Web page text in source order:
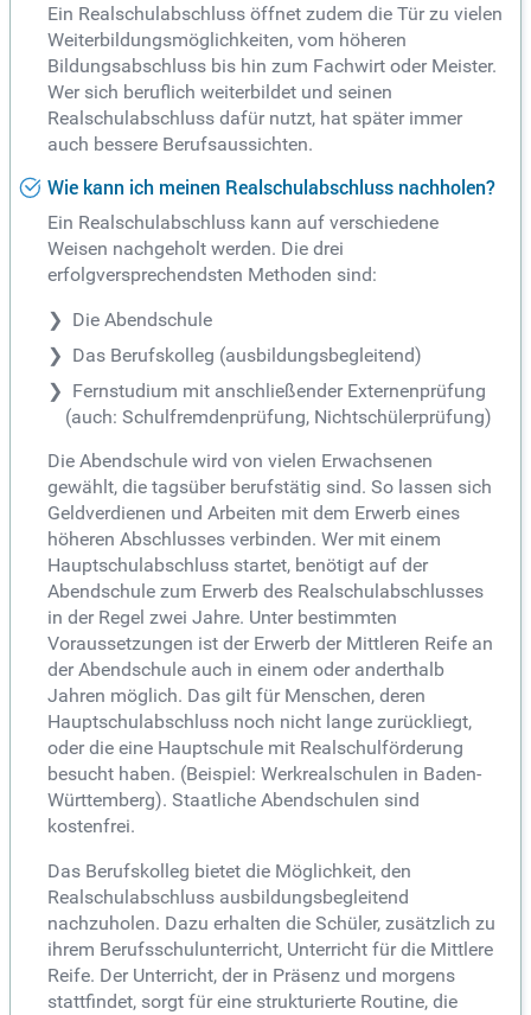
Ein Realschulabschluss öffnet zudem die Tür zu vielen
Weiterbildungsmöglichkeiten, vom höheren
Bildungsabschluss bis hin zum Fachwirt oder Meister.
Wer sich beruflich weiterbildet und seinen
Realschulabschluss dafür nutzt, hat später immer
auch bessere Berufsaussichten.
Wie kann ich meinen Realschulabschluss nachholen?
Ein Realschulabschluss kann auf verschiedene
Weisen nachgeholt werden. Die drei
erfolgversprechendsten Methoden sind:
Die Abendschule
Das Berufskolleg (ausbildungsbegleitend)
Fernstudium mit anschließender Externenprüfung
(auch: Schulfremdenprüfung, Nichtschülerprüfung)
Die Abendschule wird von vielen Erwachsenen
gewählt, die tagsüber berufstätig sind. So lassen sich
Geldverdienen und Arbeiten mit dem Erwerb eines
höheren Abschlusses verbinden. Wer mit einem
Hauptschulabschluss startet, benötigt auf der
Abendschule zum Erwerb des Realschulabschlusses
in der Regel zwei Jahre. Unter bestimmten
Voraussetzungen ist der Erwerb der Mittleren Reife an
der Abendschule auch in einem oder anderthalb
Jahren möglich. Das gilt für Menschen, deren
Hauptschulabschluss noch nicht lange zurückliegt,
oder die eine Hauptschule mit Realschulförderung
besucht haben. (Beispiel: Werkrealschulen in Baden-
Württemberg). Staatliche Abendschulen sind
kostenfrei.
Das Berufskolleg bietet die Möglichkeit, den
Realschulabschluss ausbildungsbegleitend
nachzuholen. Dazu erhalten die Schüler, zusätzlich zu
ihrem Berufsschulunterricht, Unterricht für die Mittlere
Reife. Der Unterricht, der in Präsenz und morgens
stattfindet, sorgt für eine strukturierte Routine, die